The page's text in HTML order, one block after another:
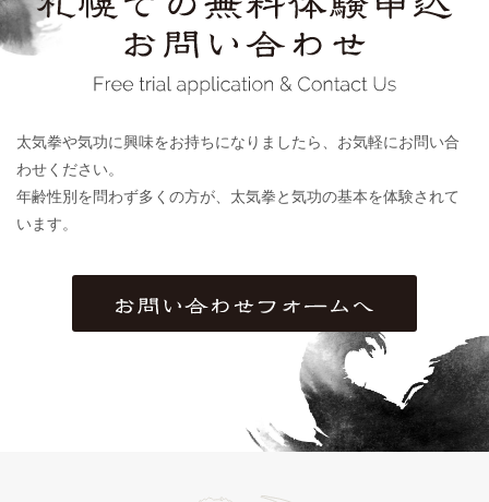
太気拳や気功に興味をお持ちになりましたら、お気軽にお問い合
わせください。
年齢性別を問わず多くの方が、太気拳と気功の基本を体験されて
います。